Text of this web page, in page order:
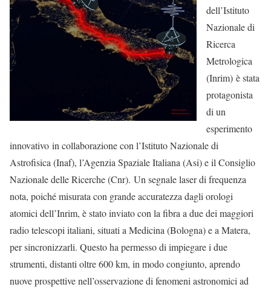
dell’Istituto
Nazionale di
Ricerca
Metrologica
(Inrim) è stata
protagonista
di un
esperimento
innovativo in collaborazione con l’Istituto Nazionale di
Astrofisica (Inaf), l’Agenzia Spaziale Italiana (Asi) e il Consiglio
Nazionale delle Ricerche (Cnr). Un segnale laser di frequenza
nota, poiché misurata con grande accuratezza dagli orologi
atomici dell’Inrim, è stato inviato con la fibra a due dei maggiori
radio telescopi italiani, situati a Medicina (Bologna) e a Matera,
per sincronizzarli. Questo ha permesso di impiegare i due
strumenti, distanti oltre 600 km, in modo congiunto, aprendo
nuove prospettive nell’osservazione di fenomeni astronomici ad